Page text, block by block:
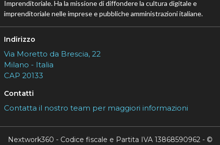
Imprenditoriale. Ha la missione di diffondere la cultura digitale e
imprenditoriale nelle imprese e pubbliche amministrazioni italiane.
Indirizzo
Via Moretto da Brescia, 22
Milano - Italia
CAP 20133
Contatti
Contatta il nostro team per maggiori informazioni
Nextwork360 - Codice fiscale e Partita IVA 13868590962 - ©